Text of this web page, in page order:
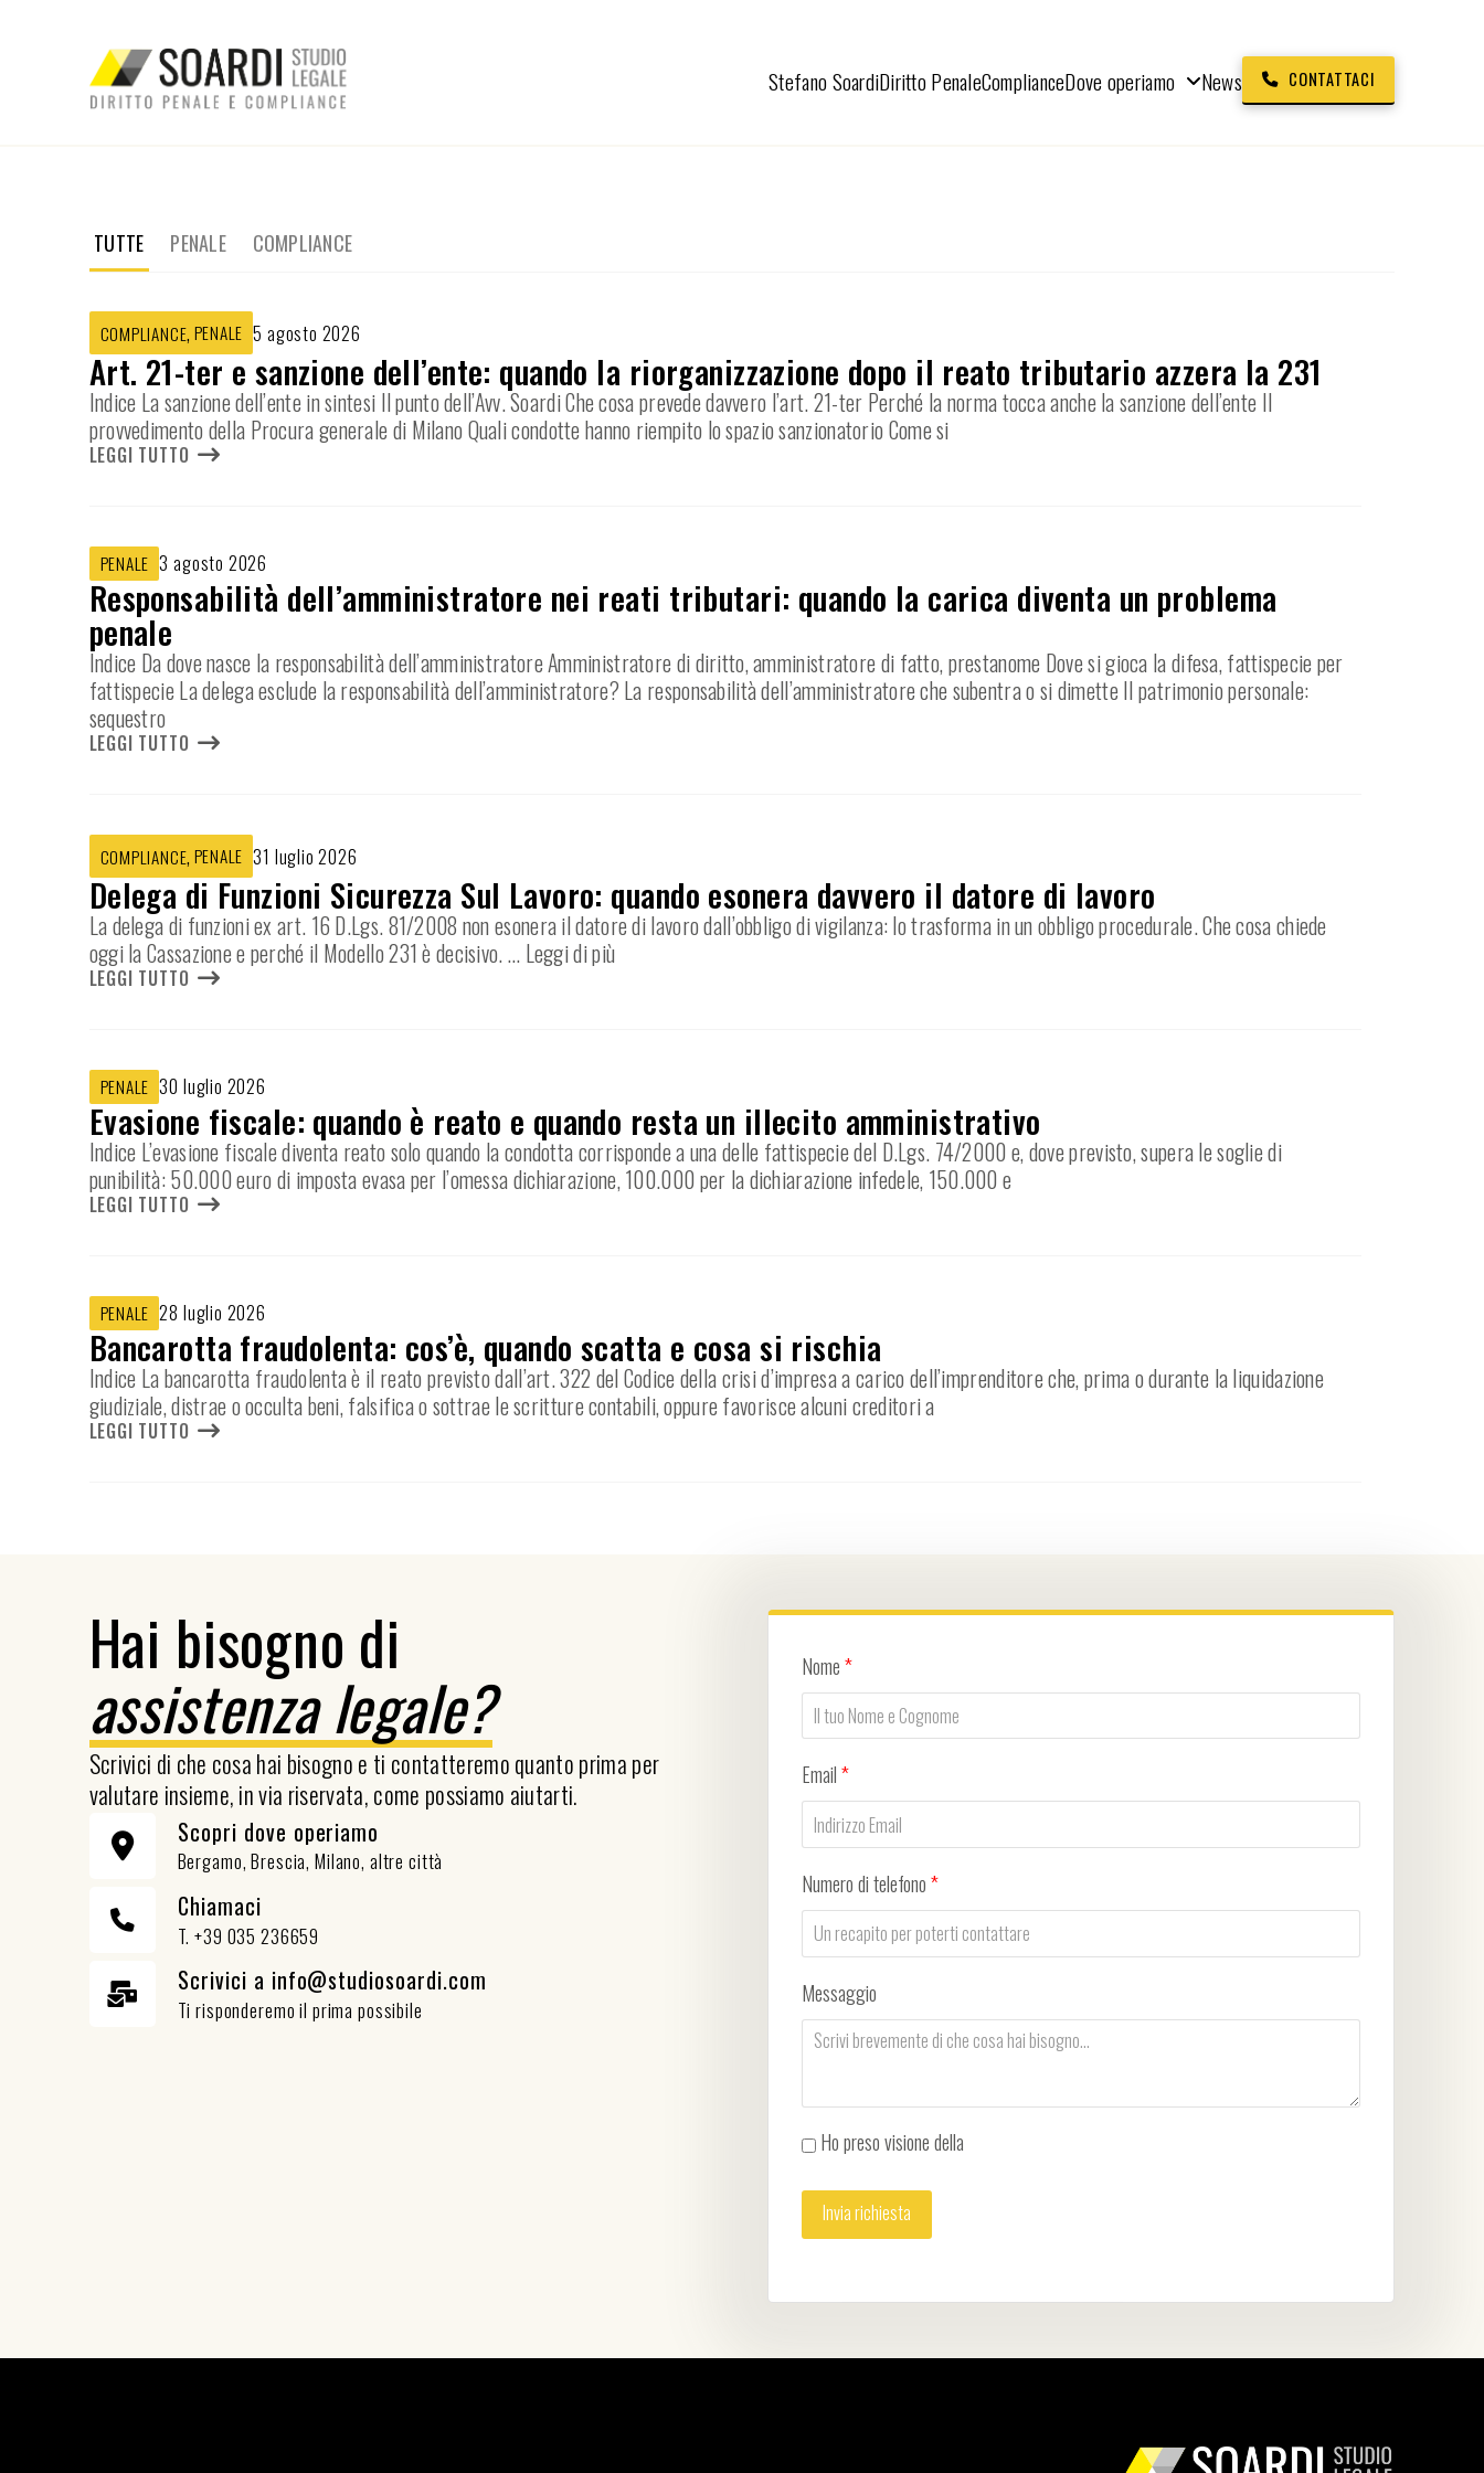
Stefano SoardiDiritto PenaleComplianceDove operiamo News CONTATTACI
TUTTE PENALE COMPLIANCE
COMPLIANCE, PENALE 5 agosto 2026
Art. 21-ter e sanzione dell’ente: quando la riorganizzazione dopo il reato tributario azzera la 231
Indice La sanzione dell’ente in sintesi Il punto dell’Avv. Soardi Che cosa prevede davvero l’art. 21-ter Perché la norma tocca anche la sanzione dell’ente Il
provvedimento della Procura generale di Milano Quali condotte hanno riempito lo spazio sanzionatorio Come si
LEGGI TUTTO
PENALE 3 agosto 2026
Responsabilità dell’amministratore nei reati tributari: quando la carica diventa un problema
penale
Indice Da dove nasce la responsabilità dell’amministratore Amministratore di diritto, amministratore di fatto, prestanome Dove si gioca la difesa, fattispecie per
fattispecie La delega esclude la responsabilità dell’amministratore? La responsabilità dell’amministratore che subentra o si dimette Il patrimonio personale:
sequestro
LEGGI TUTTO
COMPLIANCE, PENALE 31 luglio 2026
Delega di Funzioni Sicurezza Sul Lavoro: quando esonera davvero il datore di lavoro
La delega di funzioni ex art. 16 D.Lgs. 81/2008 non esonera il datore di lavoro dall’obbligo di vigilanza: lo trasforma in un obbligo procedurale. Che cosa chiede
oggi la Cassazione e perché il Modello 231 è decisivo.… Leggi di più
LEGGI TUTTO
PENALE 30 luglio 2026
Evasione fiscale: quando è reato e quando resta un illecito amministrativo
Indice L’evasione fiscale diventa reato solo quando la condotta corrisponde a una delle fattispecie del D.Lgs. 74/2000 e, dove previsto, supera le soglie di
punibilità: 50.000 euro di imposta evasa per l’omessa dichiarazione, 100.000 per la dichiarazione infedele, 150.000 e
LEGGI TUTTO
PENALE 28 luglio 2026
Bancarotta fraudolenta: cos’è, quando scatta e cosa si rischia
Indice La bancarotta fraudolenta è il reato previsto dall’art. 322 del Codice della crisi d’impresa a carico dell’imprenditore che, prima o durante la liquidazione
giudiziale, distrae o occulta beni, falsifica o sottrae le scritture contabili, oppure favorisce alcuni creditori a
LEGGI TUTTO
Hai bisogno di
assistenza legale?
Scrivici di che cosa hai bisogno e ti contatteremo quanto prima per
valutare insieme, in via riservata, come possiamo aiutarti.
Scopri dove operiamo
Bergamo, Brescia, Milano, altre città
Chiamaci
T. +39 035 236659
Scrivici a info@studiosoardi.com
Ti risponderemo il prima possibile
Nome*
Email*
Numero di telefono*
Messaggio
Ho preso visione della